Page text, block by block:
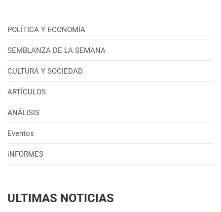
POLÍTICA Y ECONOMÍA
SEMBLANZA DE LA SEMANA
CULTURA Y SOCIEDAD
ARTÍCULOS
ANÁLISIS
Eventos
iNFORMES
ULTIMAS NOTICIAS